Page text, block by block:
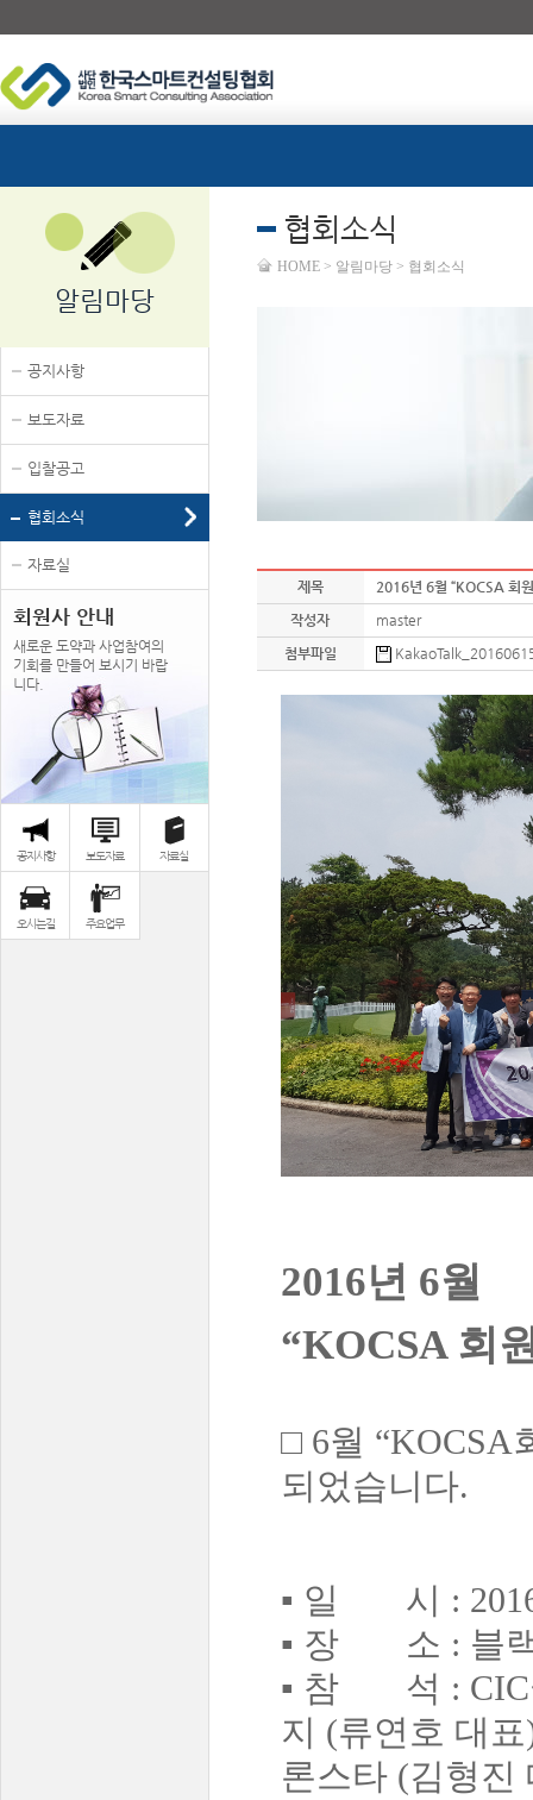
알림마당
공지사항
보도자료
입찰공고
협회소식
자료실
회원사 안내
새로운 도약과 사업참여의
기회를 만들어 보시기 바랍
니다.
공지사항 보도자료 자료실
오시는길 주요업무
협회소식
HOME > 알림마당 > 협회소식
제목
2016년 6월 “KOCSA 회
작성자
master
첨부파일
2016년 6월
“KOCSA 회
□ 6월 “KOCSA
되었습니다.
▪ 일 시 : 2016
▪ 장 소 : 블랙
▪ 참 석 : CIC
지 (류연호 대
론스타 (김형진